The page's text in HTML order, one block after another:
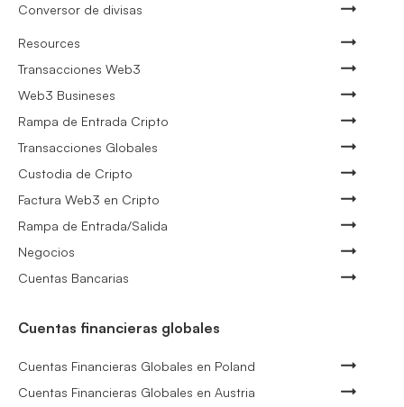
Conversor de divisas
Resources
Transacciones Web3
Web3 Busineses
Rampa de Entrada Cripto
Transacciones Globales
Custodia de Cripto
Factura Web3 en Cripto
Rampa de Entrada/Salida
Negocios
Cuentas Bancarias
Cuentas financieras globales
Cuentas Financieras Globales en Poland
Cuentas Financieras Globales en Austria